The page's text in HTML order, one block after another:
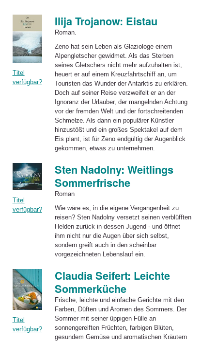
Titel
verfügbar?
Ilija Trojanow: Eistau
Roman.
Zeno hat sein Leben als Glaziologe einem
Alpengletscher gewidmet. Als das Sterben
seines Gletschers nicht mehr aufzuhalten ist,
heuert er auf einem Kreuzfahrtschiff an, um
Touristen das Wunder der Antarktis zu erklären.
Doch auf seiner Reise verzweifelt er an der
Ignoranz der Urlauber, der mangelnden Achtung
vor der fremden Welt und der fortschreitenden
Schmelze. Als dann ein populärer Künstler
hinzustößt und ein großes Spektakel auf dem
Eis plant, ist für Zeno endgültig der Augenblick
gekommen, etwas zu unternehmen.
Titel
verfügbar?
Sten Nadolny: Weitlings
Sommerfrische
Roman
Wie wäre es, in die eigene Vergangenheit zu
reisen? Sten Nadolny versetzt seinen verblüfften
Helden zurück in dessen Jugend - und öffnet
ihm nicht nur die Augen über sich selbst,
sondern greift auch in den scheinbar
vorgezeichneten Lebenslauf ein.
Titel
verfügbar?
Claudia Seifert: Leichte
Sommerküche
Frische, leichte und einfache Gerichte mit den
Farben, Düften und Aromen des Sommers. Der
Sommer mit seiner üppigen Fülle an
sonnengereiften Früchten, farbigen Blüten,
gesundem Gemüse und aromatischen Kräutern